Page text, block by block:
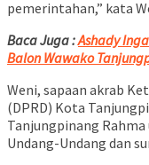
pemerintahan,” kata
Baca Juga :Ashady
Balon Wawako
Weni, sapaan akrab
(DPRD) Kota
Tanjungpinang
Undang-Undang dan